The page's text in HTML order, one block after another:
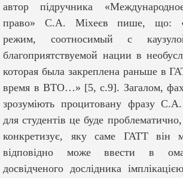
автор підручника
право» С.А. Міхеєв пише, що:
режим, соотносимый с
благоприятствуемой нации в
которая была закреплена раньше в
время в ВТО…» [5, c.9]. Загалом,
зрозуміють процитовану фразу
для студентів це буде
конкретизує, яку саме ГАТТ він
відповідно може ввести в
досвідченого дослідника